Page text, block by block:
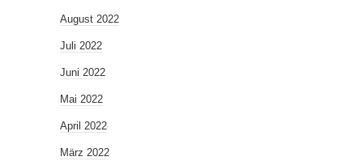
August 2022
Juli 2022
Juni 2022
Mai 2022
April 2022
März 2022